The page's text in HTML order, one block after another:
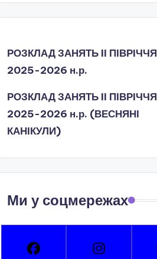
РОЗКЛАД ЗАНЯТЬ IІ ПІВРІЧЧЯ
2025-2026 н.р.
РОЗКЛАД ЗАНЯТЬ IІ ПІВРІЧЧЯ
2025-2026 н.р. (ВЕСНЯНІ
КАНІКУЛИ)
Ми у соцмережах